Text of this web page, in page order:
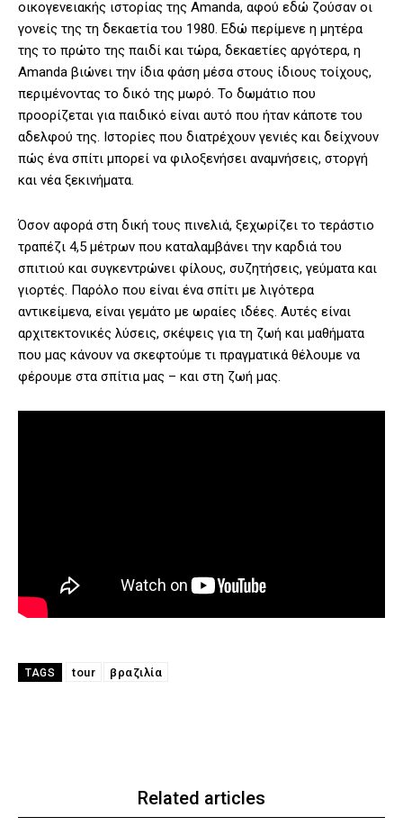
οικογενειακής ιστορίας της Amanda, αφού εδώ ζούσαν οι
γονείς της τη δεκαετία του 1980. Εδώ περίμενε η μητέρα
της το πρώτο της παιδί και τώρα, δεκαετίες αργότερα, η
Amanda βιώνει την ίδια φάση μέσα στους ίδιους τοίχους,
περιμένοντας το δικό της μωρό. Το δωμάτιο που
προορίζεται για παιδικό είναι αυτό που ήταν κάποτε του
αδελφού της. Ιστορίες που διατρέχουν γενιές και δείχνουν
πώς ένα σπίτι μπορεί να φιλοξενήσει αναμνήσεις, στοργή
και νέα ξεκινήματα.
Όσον αφορά στη δική τους πινελιά, ξεχωρίζει το τεράστιο
τραπέζι 4,5 μέτρων που καταλαμβάνει την καρδιά του
σπιτιού και συγκεντρώνει φίλους, συζητήσεις, γεύματα και
γιορτές. Παρόλο που είναι ένα σπίτι με λιγότερα
αντικείμενα, είναι γεμάτο με ωραίες ιδέες. Αυτές είναι
αρχιτεκτονικές λύσεις, σκέψεις για τη ζωή και μαθήματα
που μας κάνουν να σκεφτούμε τι πραγματικά θέλουμε να
φέρουμε στα σπίτια μας – και στη ζωή μας.
TAGS tour βραζιλία
Related articles